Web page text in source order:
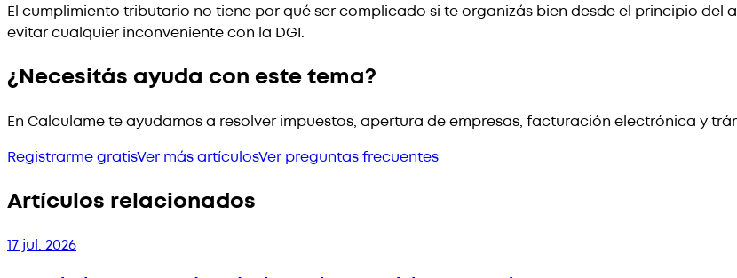
El cumplimiento tributario no tiene por qué ser complicado si te organizás bien desde el principio
evitar cualquier inconveniente con la DGI.
¿Necesitás ayuda con este tema?
En Calculame te ayudamos a resolver impuestos, apertura de empresas, facturación electrónica y
Registrarme gratisVer más artículosVer preguntas frecuentes
Artículos relacionados
17 jul. 2026